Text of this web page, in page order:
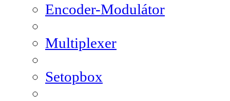
Encoder-Modulátor
Multiplexer
Setopbox